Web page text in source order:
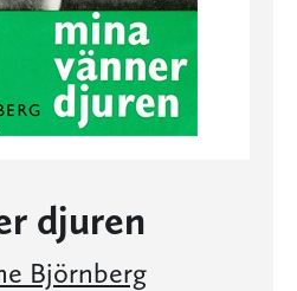
djuren
Björnberg